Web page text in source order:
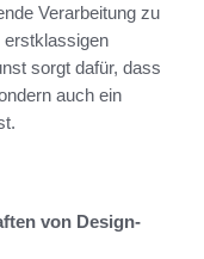
Verarbeitung zu
erstklassigen
sorgt dafür, dass
auch ein
von Design-